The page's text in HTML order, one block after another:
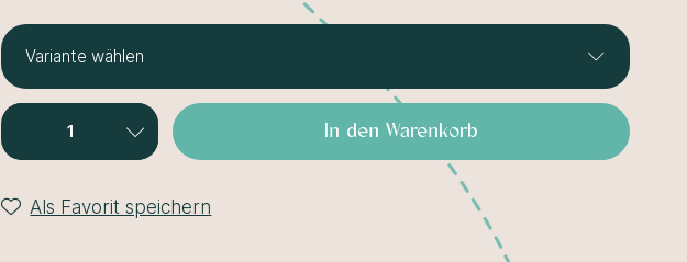
Variante wählen
In den Warenkorb
Als Favorit speichern